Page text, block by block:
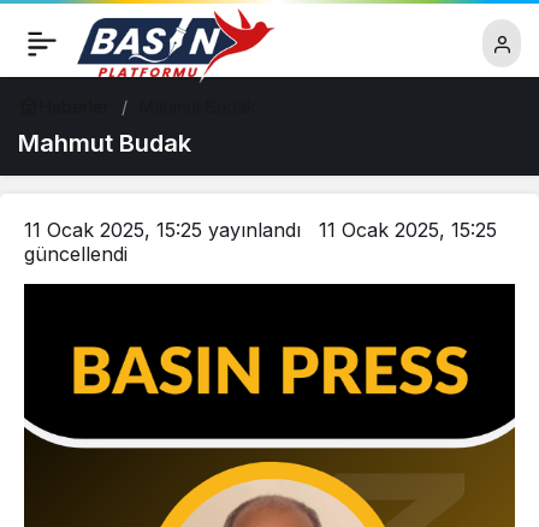
Mahmut Budak
11 Ocak 2025, 15:25 yayınlandı
11 Ocak 2025, 15:25
güncellendi